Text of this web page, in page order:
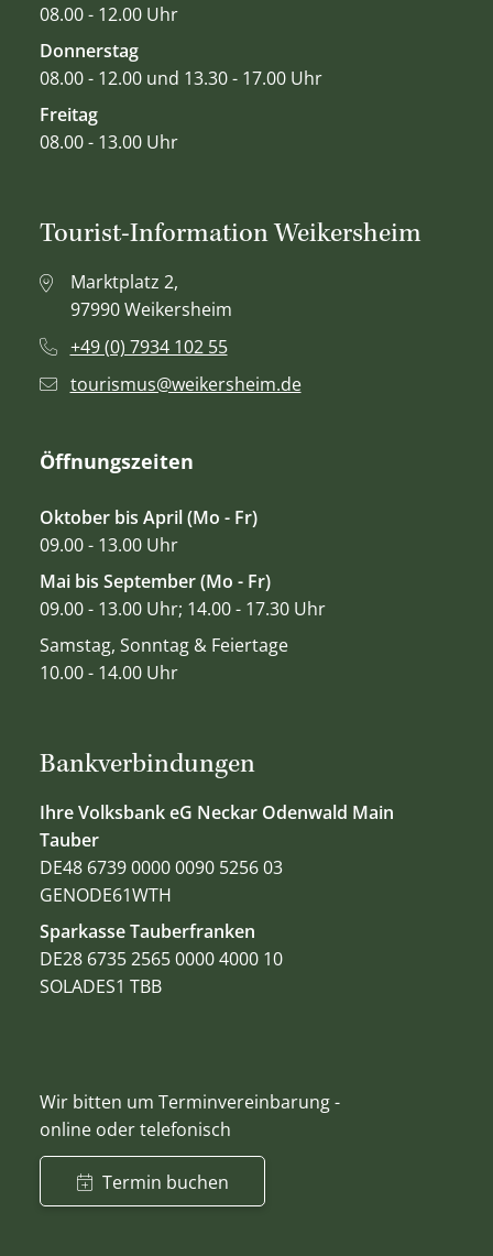
08.00 - 12.00 Uhr
Donnerstag
08.00 - 12.00 und 13.30 - 17.00 Uhr
Freitag
08.00 - 13.00 Uhr
Bankverbindungen
Ihre Volksbank eG Neckar Odenwald Main
Tauber
DE48 6739 0000 0090 5256 03
GENODE61WTH
Sparkasse Tauberfranken
DE28 6735 2565 0000 4000 10
SOLADES1 TBB
Wir bitten um Terminvereinbarung -
online oder telefonisch
Termin buchen
Tourist-Information Weikersheim
Marktplatz 2,
97990 Weikersheim
+49 (0) 7934 102 55
tourismus@weikersheim.de
Öffnungszeiten
Oktober bis April (Mo - Fr)
09.00 - 13.00 Uhr
Mai bis September (Mo - Fr)
09.00 - 13.00 Uhr; 14.00 - 17.30 Uhr
Samstag, Sonntag & Feiertage
10.00 - 14.00 Uhr